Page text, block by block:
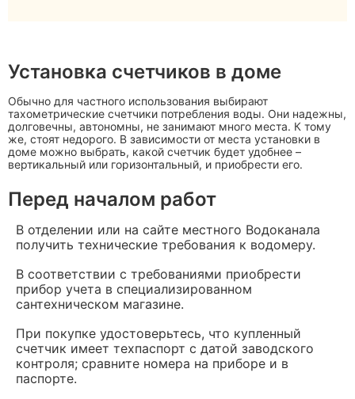
Установка счетчиков в доме
Обычно для частного использования выбирают
тахометрические счетчики потребления воды. Они надежны,
долговечны, автономны, не занимают много места. К тому
же, стоят недорого. В зависимости от места установки в
доме можно выбрать, какой счетчик будет удобнее –
вертикальный или горизонтальный, и приобрести его.
Перед началом работ
В отделении или на сайте местного Водоканала
получить технические требования к водомеру.
В соответствии с требованиями приобрести
прибор учета в специализированном
сантехническом магазине.
При покупке удостоверьтесь, что купленный
счетчик имеет техпаспорт с датой заводского
контроля; сравните номера на приборе и в
паспорте.